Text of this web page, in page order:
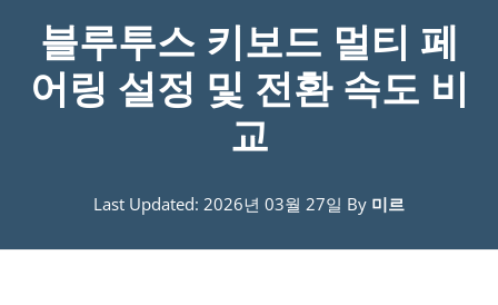
블루투스 키보드 멀티 페
어링 설정 및 전환 속도 비
교
Last Updated: 2026년 03월 27일 By 미르